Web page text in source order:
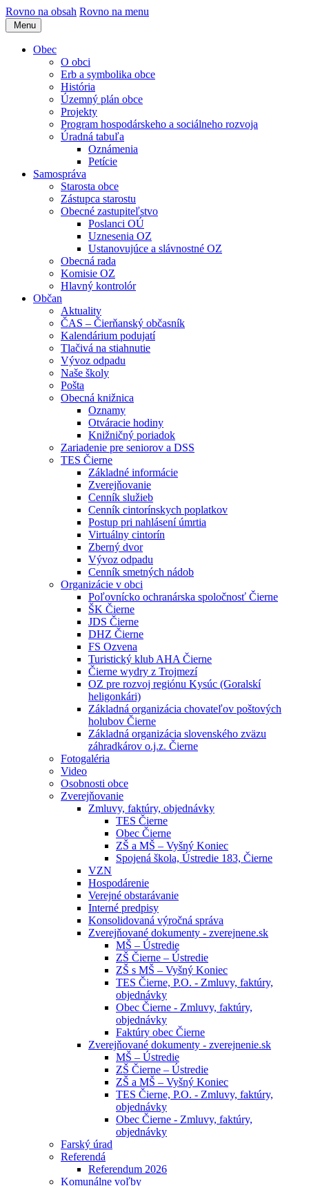
Rovno na obsah Rovno na menu
Menu
Obec
O obci
Erb a symbolika obce
História
Územný plán obce
Projekty
Program hospodárskeho a sociálneho rozvoja
Úradná tabuľa
Oznámenia
Petície
Samospráva
Starosta obce
Zástupca starostu
Obecné zastupiteľstvo
Poslanci OÚ
Uznesenia OZ
Ustanovujúce a slávnostné OZ
Obecná rada
Komisie OZ
Hlavný kontrolór
Občan
Aktuality
ČAS – Čierňanský občasník
Kalendárium podujatí
Tlačivá na stiahnutie
Vývoz odpadu
Naše školy
Pošta
Obecná knižnica
Oznamy
Otváracie hodiny
Knižničný poriadok
Zariadenie pre seniorov a DSS
TES Čierne
Základné informácie
Zverejňovanie
Cenník služieb
Cenník cintorínskych poplatkov
Postup pri nahlásení úmrtia
Virtuálny cintorín
Zberný dvor
Vývoz odpadu
Cenník smetných nádob
Organizácie v obci
Poľovnícko ochranárska spoločnosť Čierne
ŠK Čierne
JDS Čierne
DHZ Čierne
FS Ozvena
Turistický klub AHA Čierne
Čierne wydry z Trojmezí
OZ pre rozvoj regiónu Kysúc (Goralskí
heligonkári)
Základná organizácia chovateľov poštových
holubov Čierne
Základná organizácia slovenského zväzu
záhradkárov o.j.z. Čierne
Fotogaléria
Video
Osobnosti obce
Zverejňovanie
Zmluvy, faktúry, objednávky
TES Čierne
Obec Čierne
ZŠ a MŠ – Vyšný Koniec
Spojená škola, Ústredie 183, Čierne
VZN
Hospodárenie
Verejné obstarávanie
Interné predpisy
Konsolidovaná výročná správa
Zverejňované dokumenty - zverejnene.sk
MŠ – Ústredie
ZŠ Čierne – Ústredie
ZŠ s MŠ – Vyšný Koniec
TES Čierne, P.O. - Zmluvy, faktúry,
objednávky
Obec Čierne - Zmluvy, faktúry,
objednávky
Faktúry obec Čierne
Zverejňované dokumenty - zverejnenie.sk
MŠ – Ústredie
ZŠ Čierne – Ústredie
ZŠ a MŠ – Vyšný Koniec
TES Čierne, P.O. - Zmluvy, faktúry,
objednávky
Obec Čierne - Zmluvy, faktúry,
objednávky
Farský úrad
Referendá
Referendum 2026
Komunálne voľby